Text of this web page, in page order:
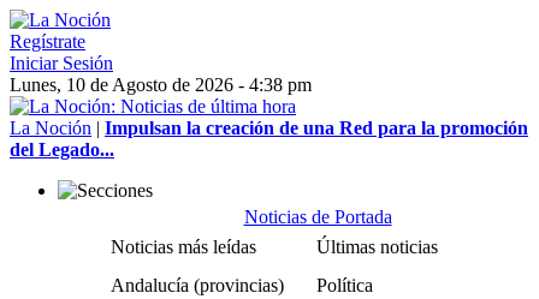
Regístrate
Iniciar Sesión
Lunes, 10 de Agosto de 2026 - 4:38 pm
La Noción | Impulsan la creación de una Red para la promoción
del Legado...
Noticias de Portada
Noticias más leídas
Últimas noticias
Andalucía (provincias)
Política